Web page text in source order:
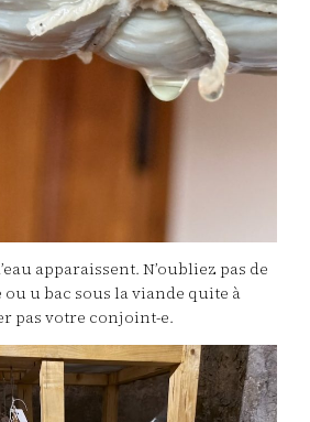
apparaissent. N’oubliez pas de
u bac sous la viande quite à
pas votre conjoint-e.